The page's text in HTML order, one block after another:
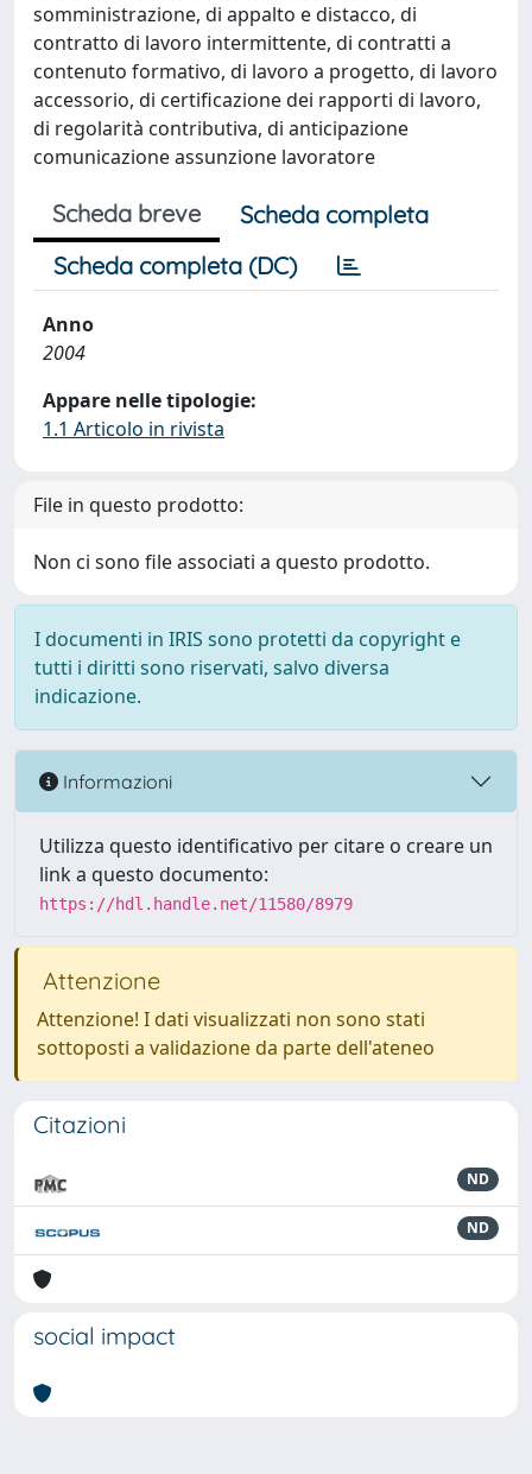
somministrazione, di appalto e distacco, di
contratto di lavoro intermittente, di contratti a
contenuto formativo, di lavoro a progetto, di lavoro
accessorio, di certificazione dei rapporti di lavoro,
di regolarità contributiva, di anticipazione
comunicazione assunzione lavoratore
Scheda breve
Scheda completa
Scheda completa (DC)
Anno
2004
Appare nelle tipologie:
1.1 Articolo in rivista
File in questo prodotto:
Non ci sono file associati a questo prodotto.
I documenti in IRIS sono protetti da copyright e
tutti i diritti sono riservati, salvo diversa
indicazione.
Informazioni
Utilizza questo identificativo per citare o creare un
link a questo documento:
https://hdl.handle.net/11580/8979
Attenzione
Attenzione! I dati visualizzati non sono stati
sottoposti a validazione da parte dell'ateneo
Citazioni
ND
ND
social impact